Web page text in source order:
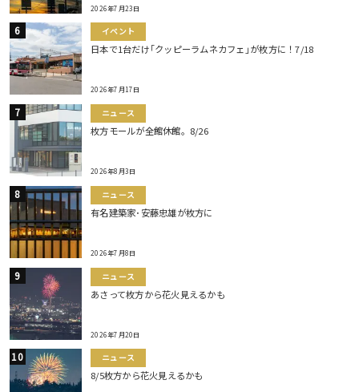
2026年7月23日
イベント
日本で1台だけ｢クッピーラムネカフェ｣が枚方に！7/18
2026年7月17日
ニュース
枚方モールが全館休館。8/26
2026年8月3日
ニュース
有名建築家･安藤忠雄が枚方に
2026年7月8日
ニュース
あさって枚方から花火見えるかも
2026年7月20日
ニュース
8/5枚方から花火見えるかも